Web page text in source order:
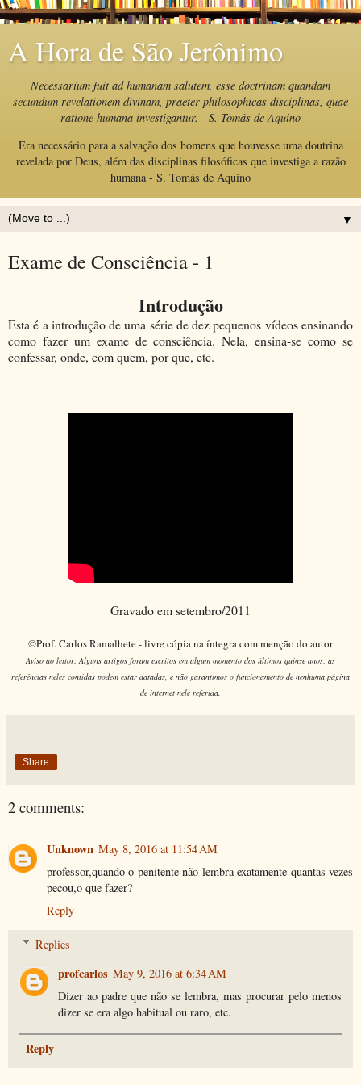
A Hora de São Jerônimo
Necessarium fuit ad humanam salutem, esse doctrinam quandam
secundum revelationem divinam, praeter philosophicas disciplinas, quae
ratione humana investigantur. - S. Tomás de Aquino
Era necessário para a salvação dos homens que houvesse uma doutrina
revelada por Deus, além das disciplinas filosóficas que investiga a razão
humana - S. Tomás de Aquino
▼
Exame de Consciência - 1
Introdução
Esta é a introdução de uma série de dez pequenos vídeos ensinando
como fazer um exame de consciência. Nela, ensina-se como se
confessar, onde, com quem, por que, etc.
Gravado em setembro/2011
©Prof. Carlos Ramalhete - livre cópia na íntegra com menção do autor
Aviso ao leitor: Alguns artigos foram escritos em algum momento dos últimos quinze anos; as
referências neles contidas podem estar datadas, e não garantimos o funcionamento de nenhuma página
de internet nele referida.
Share
2 comments:
Unknown May 8, 2016 at 11:54 AM
professor,quando o penitente não lembra exatamente quantas vezes
pecou,o que fazer?
Reply
Replies
profcarlos May 9, 2016 at 6:34 AM
Dizer ao padre que não se lembra, mas procurar pelo menos
dizer se era algo habitual ou raro, etc.
Reply